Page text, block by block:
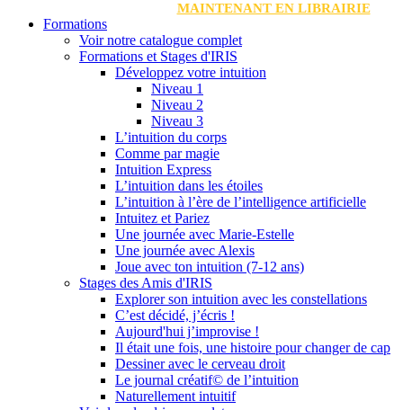
MAINTENANT EN LIBRAIRIE
Formations
Voir notre catalogue complet
Formations et Stages d'IRIS
Développez votre intuition
Niveau 1
Niveau 2
Niveau 3
L’intuition du corps
Comme par magie
Intuition Express
L’intuition dans les étoiles
L’intuition à l’ère de l’intelligence artificielle
Intuitez et Pariez
Une journée avec Marie-Estelle
Une journée avec Alexis
Joue avec ton intuition (7-12 ans)
Stages des Amis d'IRIS
Explorer son intuition avec les constellations
C’est décidé, j’écris !
Aujourd'hui j’improvise !
Il était une fois, une histoire pour changer de cap
Dessiner avec le cerveau droit
Le journal créatif© de l’intuition
Naturellement intuitif